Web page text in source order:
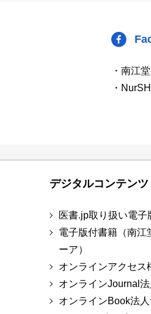
・南江
・
デジタルコンテンツ
医書.jp取り扱い電子
電子版付書籍（南江
ーア）
オンラインアクセス
オンラインJournal
オンラインBook法